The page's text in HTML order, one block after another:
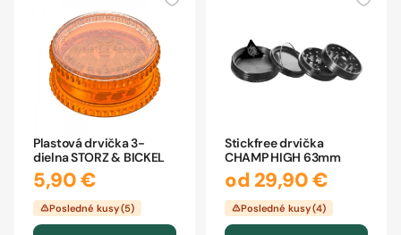
Plastová drvička 3-
dielna STORZ & BICKEL
5,90 €
Posledné kusy (5)
Stickfree drvička
CHAMP HIGH 63mm
od 29,90 €
Posledné kusy (4)